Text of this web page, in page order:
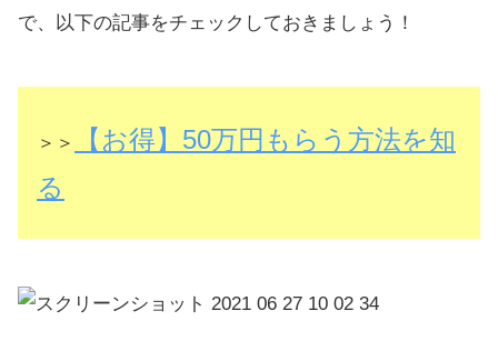
で、以下の記事をチェックしておきましょう！
＞＞
【お得】50万円もらう方法を知
る